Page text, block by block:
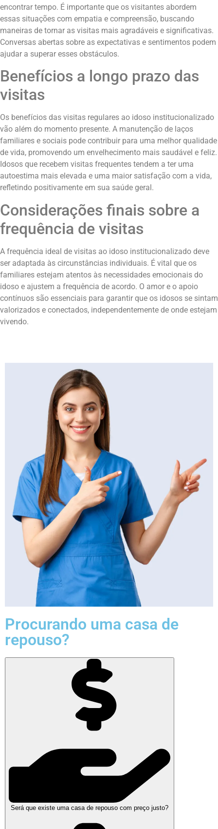
encontrar tempo. É importante que os visitantes abordem
essas situações com empatia e compreensão, buscando
maneiras de tornar as visitas mais agradáveis e significativas.
Conversas abertas sobre as expectativas e sentimentos podem
ajudar a superar esses obstáculos.
Benefícios a longo prazo das
visitas
Os benefícios das visitas regulares ao idoso institucionalizado
vão além do momento presente. A manutenção de laços
familiares e sociais pode contribuir para uma melhor qualidade
de vida, promovendo um envelhecimento mais saudável e feliz.
Idosos que recebem visitas frequentes tendem a ter uma
autoestima mais elevada e uma maior satisfação com a vida,
refletindo positivamente em sua saúde geral.
Considerações finais sobre a
frequência de visitas
A frequência ideal de visitas ao idoso institucionalizado deve
ser adaptada às circunstâncias individuais. É vital que os
familiares estejam atentos às necessidades emocionais do
idoso e ajustem a frequência de acordo. O amor e o apoio
contínuos são essenciais para garantir que os idosos se sintam
valorizados e conectados, independentemente de onde estejam
vivendo.
Procurando uma casa de
repouso?
Será que existe uma casa de repouso com preço justo?